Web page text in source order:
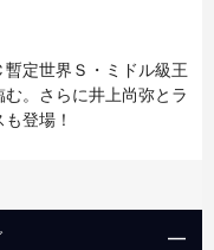
定世界Ｓ・ミドル級王
。さらに井上尚弥とラ
登場！